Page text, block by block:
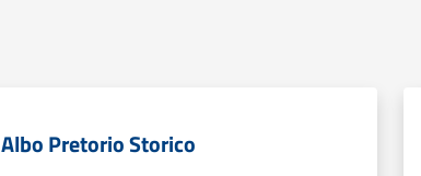
Albo Pretorio Storico